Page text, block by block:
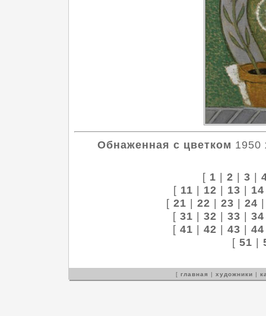
Обнаженная с цветком 1950
[ 1 | 2 | 3 |
[ 11 | 12 | 13 | 14
[ 21 | 22 | 23 | 24
[ 31 | 32 | 33 | 34
[ 41 | 42 | 43 | 44
[ 51 |
[ главная | художники |